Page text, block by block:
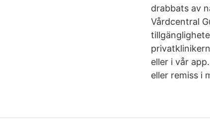
drabbats av
Vårdcentral
eller i vår
eller remiss i